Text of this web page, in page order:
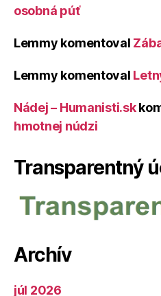
osobná púť
Lemmy komentoval
Lemmy komentoval
Nádej – Humanisti.sk
hmotnej núdzi
Transparentný
Archív
júl 2026